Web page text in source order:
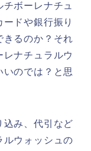
ボーレナチュ
ドや銀行振り
きるのか？それ
ナチュラルウ
いのでは？と思
込み、代引など
ルウォッシュの